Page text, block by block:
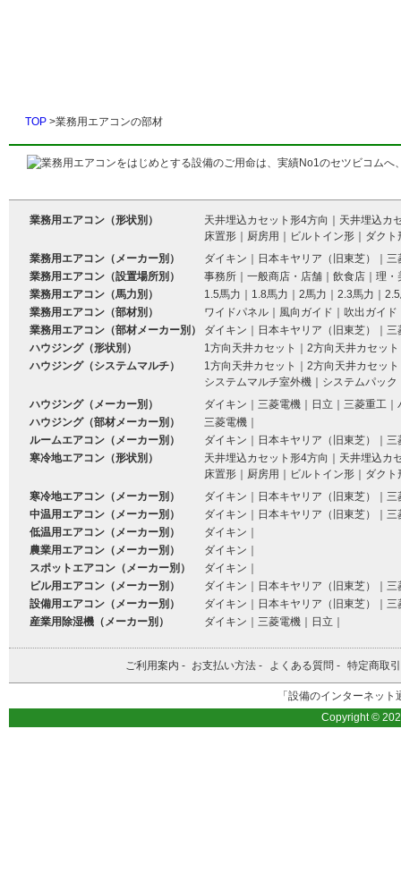
TOP >業務用エアコンの部材
業務用エアコン（形状別） 天井埋込カセット形4方向
天井埋込カ
床置形
厨房用 ビルトイン形
ダクト
業務用エアコン（メーカー別）
ダイキン 日本キヤリア（旧東芝）
三
業務用エアコン（設置場所別）
事務所 一般商店・店舗 飲食店
理・
業務用エアコン（馬力別）
1.5馬力 1.8馬力 2馬力 2.3馬力
業務用エアコン（部材別）
ワイドパネル 風向ガイド 吹出ガイド
業務用エアコン（部材メーカー別）
ダイキン 日本キヤリア（旧東芝）
三
ハウジング（形状別）
1方向天井カセット 2方向天井カセット
ハウジング（システムマルチ）
1方向天井カセット 2方向天井カセット
システムマルチ室外機
システムパック
ハウジング（メーカー別）
ダイキン 三菱電機 日立 三菱重工
ハウジング（部材メーカー別）
三菱電機
ルームエアコン（メーカー別）
ダイキン 日本キヤリア（旧東芝）
三
寒冷地エアコン（形状別）
天井埋込カセット形4方向
天井埋込カ
床置形
厨房用 ビルトイン形
ダクト
寒冷地エアコン（メーカー別）
ダイキン 日本キヤリア（旧東芝）
三
中温用エアコン（メーカー別）
ダイキン 日本キヤリア（旧東芝）
三
低温用エアコン（メーカー別）
ダイキン
農業用エアコン（メーカー別）
ダイキン
スポットエアコン（メーカー別）
ダイキン
ビル用エアコン（メーカー別）
ダイキン 日本キヤリア（旧東芝）
三
設備用エアコン（メーカー別）
ダイキン 日本キヤリア（旧東芝）
三
産業用除湿機（メーカー別）
ダイキン 三菱電機 日立
ご利用案内 - お支払い方法 - よくある質問 - 特定商取引
「設備のインターネッ
Copyright ©